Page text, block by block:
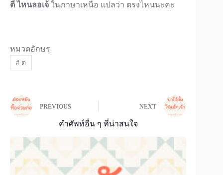
ตี่ ไหนลอเจ้ ในภาษาเหนือ แปลว่า ตรงไหนนะคะ
หมวดอักษร
#ต
PREVIOUS NEXT
คำศัพท์อื่น ๆ ที่น่าสนใจ